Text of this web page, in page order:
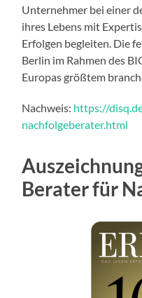
Unternehmer bei einer
ihres Lebens mit
Erfolgen begleiten. Die
Berlin im Rahmen des
Europas größtem
Nachweis: https://
nachfolgeberater.html
Berater für